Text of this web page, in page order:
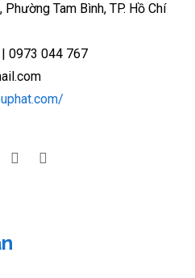
Tam Bình, TP. Hồ Chí
0973 044 767